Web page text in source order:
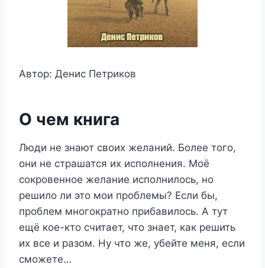
Автор: Денис Петриков
О чем книга
Люди не знают своих желаний. Более того,
они не страшатся их исполнения. Моё
сокровенное желание исполнилось, но
решило ли это мои проблемы? Если бы,
проблем многократно прибавилось. А тут
ещё кое-кто считает, что знает, как решить
их все и разом. Ну что же, убейте меня, если
сможете…